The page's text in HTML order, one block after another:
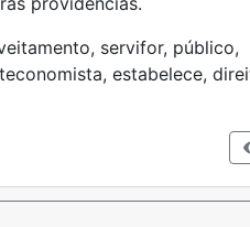
servifor, público,
estabelece,